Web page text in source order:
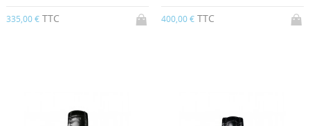
335,00 € TTC 400,00 € TTC